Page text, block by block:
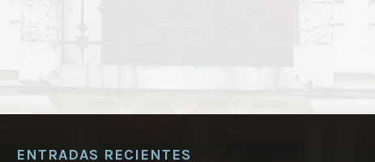
ENTRADAS RECIENTES